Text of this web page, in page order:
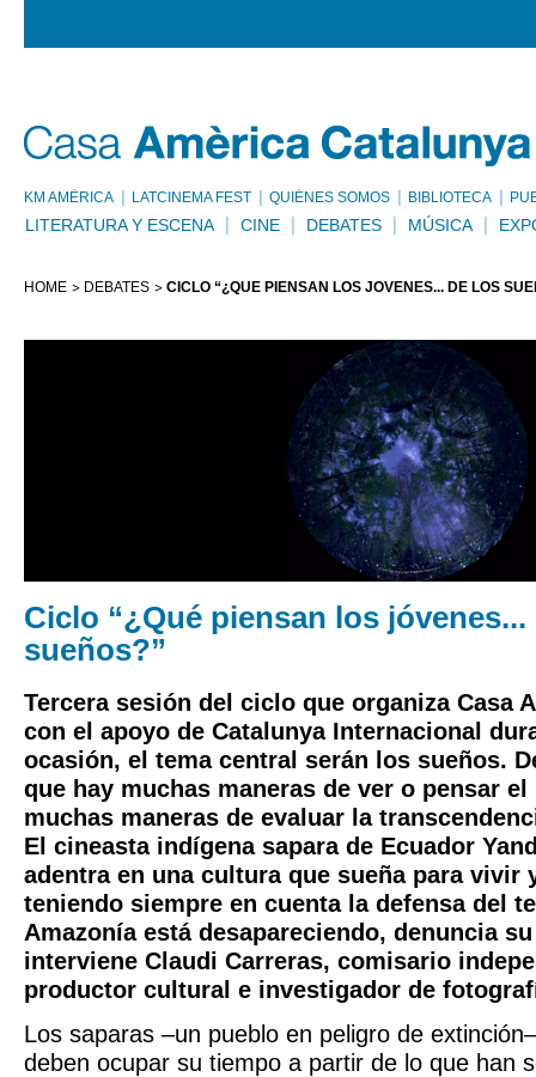
KM AMÈRICA LATCINEMA FEST QUIÉNES SOMOS BIBLIOTECA
LITERATURA Y ESCENA CINE DEBATES MÚSICA
HOME DEBATES CICLO “¿QUÉ PIENSAN LOS JÓVENES... DE LOS
Ciclo “¿Qué piensan los jóvenes...
sueños?”
Tercera sesión del ciclo que organiza Casa
con el apoyo de Catalunya Internacional
ocasión, el tema central serán los sueños.
que hay muchas maneras de ver o pensar
muchas maneras de evaluar la
El cineasta indígena sapara de Ecuador
adentra en una cultura que sueña para vivir
teniendo siempre en cuenta la defensa del
Amazonía está desapareciendo, denuncia
interviene Claudi Carreras, comisario
productor cultural e investigador de
Los saparas –un pueblo en peligro de
deben ocupar su tiempo a partir de lo que han